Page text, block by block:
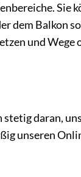
Sie
dem Balkon
und Wege
daran,
unseren